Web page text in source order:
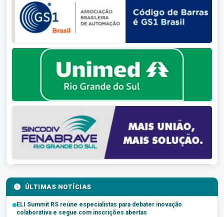
ÚLTIMAS NOTÍCIAS
ELI Summit RS reúne especialistas para debater inovação
colaborativa e segue com inscrições abertas